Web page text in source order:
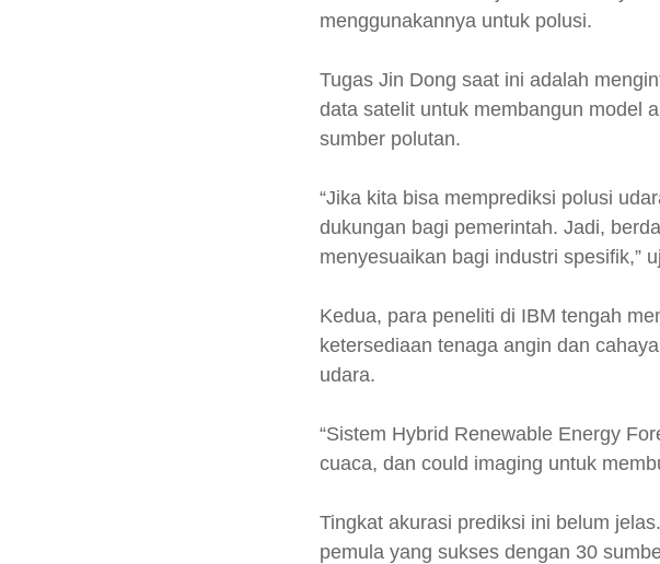
menggunakannya untuk polusi.
Tugas Jin Dong saat ini adalah
data satelit untuk membangun model
sumber polutan.
“Jika kita bisa memprediksi polusi
dukungan bagi pemerintah. Jadi,
menyesuaikan bagi industri spesifik,”
Kedua, para peneliti di IBM tengah
ketersediaan tenaga angin dan
udara.
“Sistem Hybrid Renewable Energy
cuaca, dan could imaging untuk
Tingkat akurasi prediksi ini belum
pemula yang sukses dengan 30